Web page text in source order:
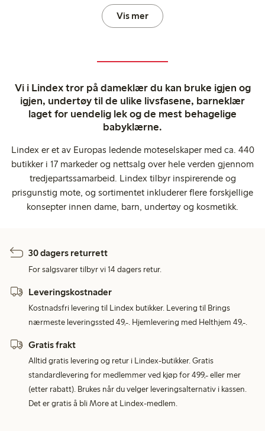
Vis mer
Vi i Lindex tror på dameklær du kan bruke igjen og
igjen, undertøy til de ulike livsfasene, barneklær
laget for uendelig lek og de mest behagelige
babyklærne.
Lindex er et av Europas ledende moteselskaper med ca. 440
butikker i 17 markeder og nettsalg over hele verden gjennom
tredjepartssamarbeid. Lindex tilbyr inspirerende og
prisgunstig mote, og sortimentet inkluderer flere forskjellige
konsepter innen dame, barn, undertøy og kosmetikk.
30 dagers returrett
For salgsvarer tilbyr vi 14 dagers retur.
Leveringskostnader
Kostnadsfri levering til Lindex butikker. Levering til Brings
nærmeste leveringssted 49,-. Hjemlevering med Helthjem 49,-.
Gratis frakt
Alltid gratis levering og retur i Lindex-butikker. Gratis
standardlevering for medlemmer ved kjøp for 499,- eller mer
(etter rabatt). Brukes når du velger leveringsalternativ i kassen.
Det er gratis å bli More at Lindex-medlem.